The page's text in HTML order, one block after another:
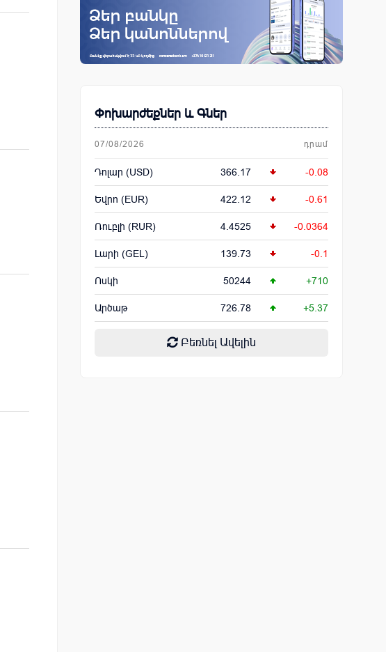
Փոխարժեքներ և Գներ
07/08/2026 դրամ
Դոլար (USD) 366.17 -0.08
Եվրո (EUR) 422.12 -0.61
Ռուբլի (RUR) 4.4525 -0.0364
Լարի (GEL) 139.73 -0.1
Ոսկի 50244 +710
Արծաթ 726.78 +5.37
Բեռնել Ավելին